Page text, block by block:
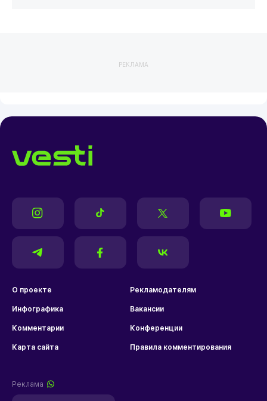
РЕКЛАМА
О проекте Рекламодателям
Инфографика Вакансии
Комментарии Конференции
Карта сайта Правила комментирования
Реклама